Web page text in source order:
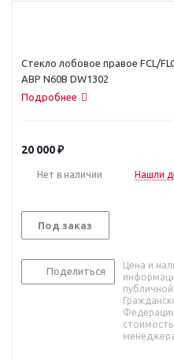
Стекло лобовое правое FCL/
ABP N60B DW1302
Подробнее
20 000₽
Нет в наличии Нашли
Под заказ
Поделиться
Цена и